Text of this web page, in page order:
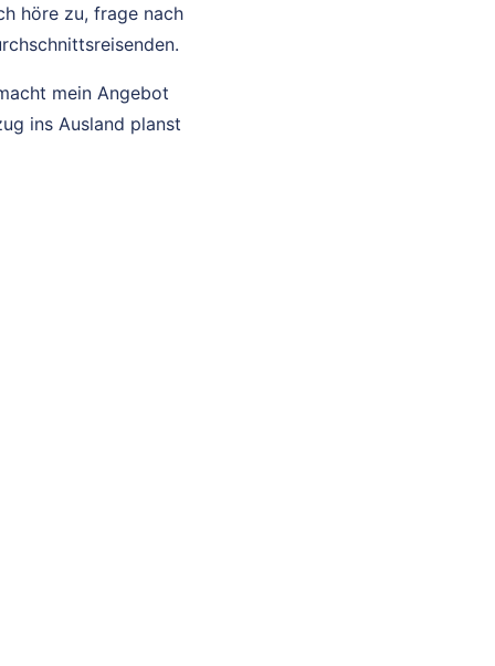
höre zu, frage nach
mein Angebot
ins Ausland planst